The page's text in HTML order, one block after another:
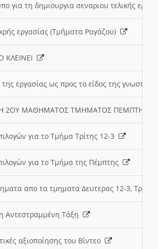
για τη δημιουργια σεναριου τελικής
εργασίας (Τμήματα Ραγάζου)
ΚΛΕΙΝΕΙ
της εργασίας ως προς το είδος της
2ΟΥ ΜΑΘΗΜΑΤΟΣ ΤΜΗΜΑΤΟΣ
για το Τμήμα Τρίτης 12-3
για το Τμήμα της Πέμπτης
απο τα τμηματα Δευτερας 12-3,
Αντεστραμμένη Τάξη
αξιοποίησης του Βίντεο